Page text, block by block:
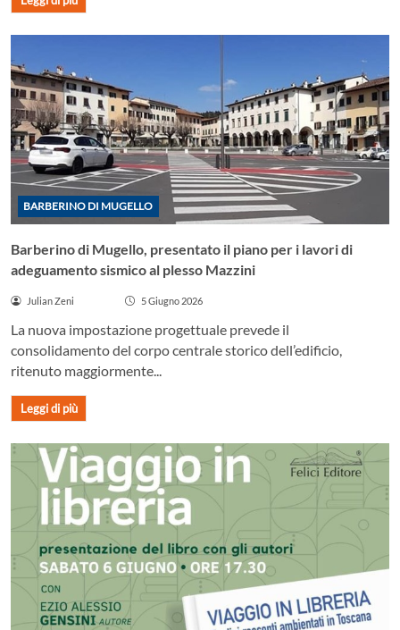
BARBERINO DI MUGELLO
Barberino di Mugello, presentato il piano per i lavori di
adeguamento sismico al plesso Mazzini
Julian Zeni 5 Giugno 2026
La nuova impostazione progettuale prevede il
consolidamento del corpo centrale storico dell’edificio,
ritenuto maggiormente...
Leggi di più